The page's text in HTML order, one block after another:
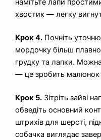
намітьте лапи
хвостик — легку
Крок 4. Почніть
мордочку більш
грудку та лапки.
— це зробить малюнок
Крок 5. Зітріть зайві
обведіть основний
штрихів для шерсті,
собачка виглядає